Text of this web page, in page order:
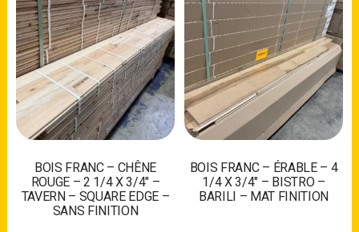
BOIS FRANC – CHÊNE
ROUGE – 2 1/4 X 3/4″ –
TAVERN – SQUARE EDGE –
SANS FINITION
BOIS FRANC – ÉRABLE – 4
1/4 X 3/4″ – BISTRO –
BARILI – MAT FINITION